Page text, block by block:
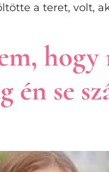
a teret,
én se